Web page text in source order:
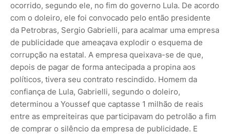
ocorrido, segundo ele, no fim do governo Lula. De acordo
com o doleiro, ele foi convocado pelo então presidente
da Petrobras, Sergio Gabrielli, para acalmar uma empresa
de publicidade que ameaçava explodir o esquema de
corrupção na estatal. A empresa quei­xa­va-­se de que,
depois de pagar de forma antecipada a propina aos
políticos, tive­ra seu contrato rescindido. Homem da
confiança de Lula, Gabrielli, segundo o doleiro,
determinou a Youssef que captasse 1 milhão de reais
entre as empreiteiras que participavam do petrolão a fim
de comprar o silêncio da empresa de publicidade. E